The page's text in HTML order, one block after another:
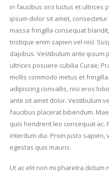
in faucibus orci luctus et ultrices
ipsum dolor sit amet,
massa fringilla consequat
tristique enim sapien vel nisl.
dapibus. Vestibulum ante ipsum
ultrices posuere cubilia Curae;
mollis commodo metus et
adipiscing convallis, nisi eros
ante sit amet dolor. Vestibulum
faucibus placerat bibendum.
quis hendrerit leo consequat ac.
interdum dui. Proin justo sapien,
egestas quis mauris.
Ut ac elit non mi pharetra dictum